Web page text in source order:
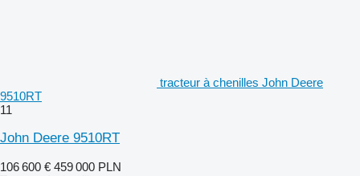
tracteur à chenilles John Deere
9510RT
11
John Deere 9510RT
106 600 € 459 000 PLN